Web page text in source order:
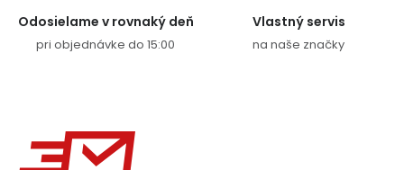
Odosielame v rovnaký deň
pri objednávke do 15:00
Vlastný servis
na naše značky